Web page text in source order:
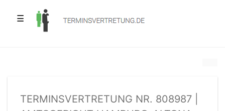
☰
TERMINSVERTRETUNG NR. 808987 |